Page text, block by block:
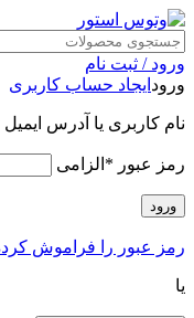
ورود / ثبت نام
ورود ایجاد حساب کاربری
نام کاربری یا آدرس ایمیل
رمز عبور * الزامی
ورود
رمز عبور را فراموش
یا